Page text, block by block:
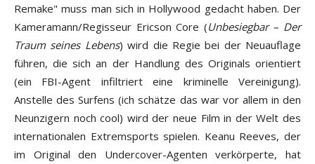
Remake" muss man sich in Hollywood gedacht haben. Der
Kameramann/Regisseur Ericson Core (Unbesiegbar – Der
Traum seines Lebens) wird die Regie bei der Neuauflage
führen, die sich an der Handlung des Originals orientiert
(ein FBI-Agent infiltriert eine kriminelle Vereinigung).
Anstelle des Surfens (ich schätze das war vor allem in den
Neunzigern noch cool) wird der neue Film in der Welt des
internationalen Extremsports spielen. Keanu Reeves, der
im Original den Undercover-Agenten verkörperte, hat